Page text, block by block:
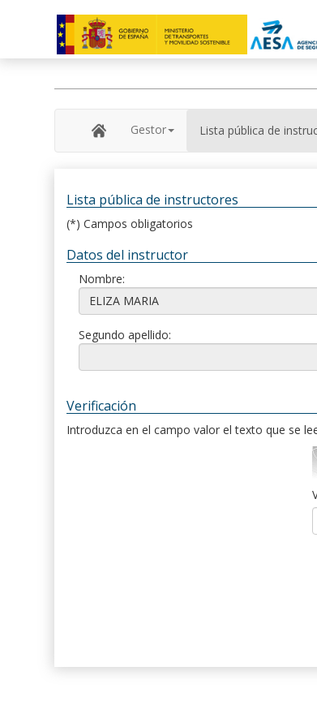
Gestor Lista pública de
Lista pública de instructores
(*) Campos obligatorios
Datos del instructor
Nombre:
Segundo apellido:
Verificación
Introduzca en el campo valor el texto que se